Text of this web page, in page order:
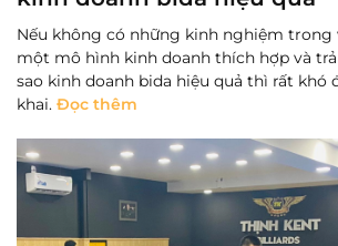
Nếu không có những kinh nghiệm trong
một mô hình kinh doanh thích hợp và
sao kinh doanh bida hiệu quả thì rất khó
khai. Đọc thêm